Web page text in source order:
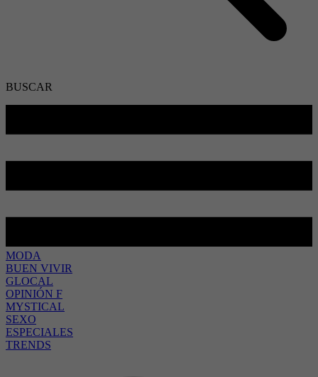
BUSCAR
MODA
BUEN VIVIR
GLOCAL
OPINIÓN F
MYSTICAL
SEXO
ESPECIALES
TRENDS